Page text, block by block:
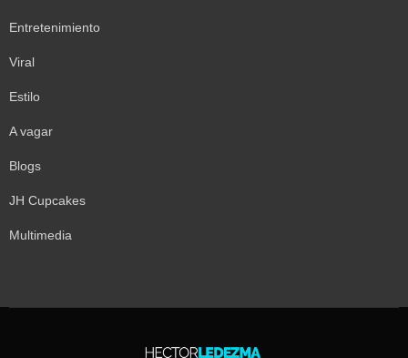
Entretenimiento
Viral
Estilo
A vagar
Blogs
JH Cupcakes
Multimedia